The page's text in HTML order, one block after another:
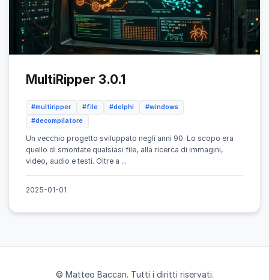
MultiRipper 3.0.1
#multiripper #file #delphi
#windows
#decompilatore
Un vecchio progetto sviluppato negli anni 90. Lo scopo era
quello di smontate qualsiasi file, alla ricerca di immagini,
video, audio e testi. Oltre a ...
2025-01-01
© Matteo Baccan. Tutti i diritti riservati.